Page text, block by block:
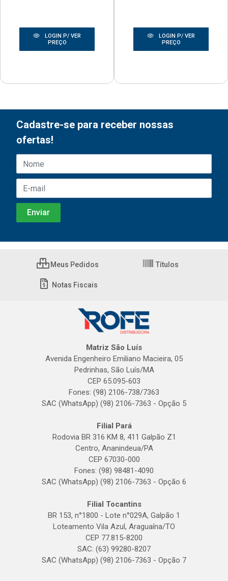
LOGIN P/ VER
PREÇO
LOGIN P/ VER
PREÇO
Cadastre-se para receber nossas
ofertas!
Meus Pedidos Títulos
Notas Fiscais
Matriz São Luís
Avenida Engenheiro Emiliano Macieira, 05
Pedrinhas, São Luís/MA
CEP 65.095-603
Fones: (98) 2106-738/7363
SAC (WhatsApp) (98) 2106-7363 - Opção 5
Filial Pará
Rodovia BR 316 KM 8, 411 Galpão Z1
Centro, Ananindeua/PA
CEP 67030-000
Fones: (98) 98481-4090
SAC (WhatsApp) (98) 2106-7363 - Opção 6
Filial Tocantins
BR 153, n°1800 - Lote n°029A, Galpão 1
Loteamento Vila Azul, Araguaína/TO
CEP 77.815-8200
SAC: (63) 99280-8207
SAC (WhatsApp) (98) 2106-7363 - Opção 7